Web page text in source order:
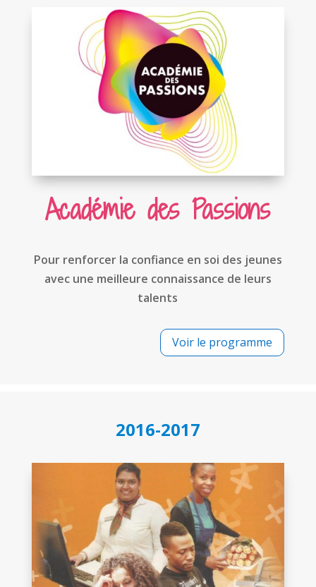
Académie des Passions
Pour renforcer la confiance en soi des jeunes
avec une meilleure connaissance de leurs
talents
Voir le programme
2016-2017